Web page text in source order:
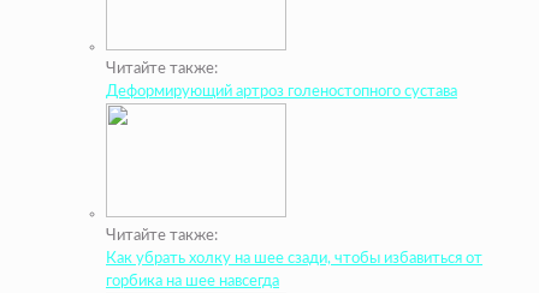
Читайте также:
Деформирующий артроз голеностопного сустава
Читайте также:
Как убрать холку на шее сзади, чтобы избавиться от
горбика на шее навсегда